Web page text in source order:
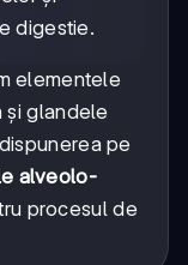
digestie.
elementele
și glandele
pe
alveolo-
procesul de